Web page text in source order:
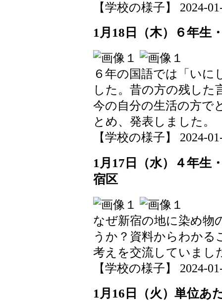
【学校の様子】 2024-
1月18日（木）６年生
６年の国語では「いに
した。昔の方の残した
今の自分の生活の方で
とめ、発表しました。
【学校の様子】 2024-
1月17日（水）４年生
宿区
なぜ新宿の地に染め物
うか？資料からわかる
考えを交流していまし
【学校の様子】 2024-
1月16日（火）単位あ